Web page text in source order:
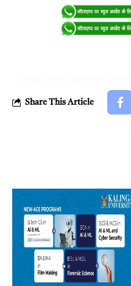
Share This Article